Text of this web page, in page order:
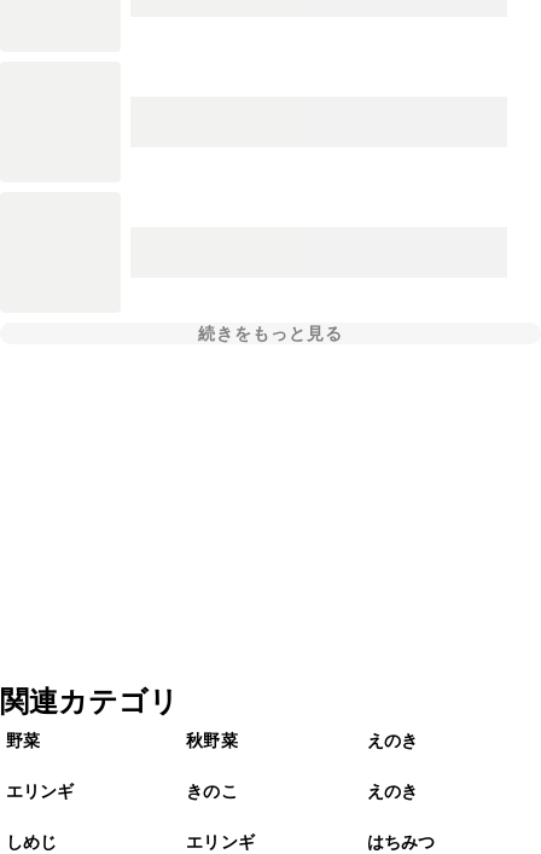
続きをもっと見る
関連カテゴリ
野菜 秋野菜 えのき
エリンギ きのこ えのき
しめじ エリンギ
はちみつ